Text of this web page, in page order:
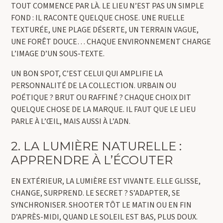
TOUT COMMENCE PAR LÀ. LE LIEU N’EST PAS UN SIMPLE
FOND : IL RACONTE QUELQUE CHOSE. UNE RUELLE
TEXTURÉE, UNE PLAGE DÉSERTE, UN TERRAIN VAGUE,
UNE FORÊT DOUCE… CHAQUE ENVIRONNEMENT CHARGE
L’IMAGE D’UN SOUS-TEXTE.
UN BON SPOT, C’EST CELUI QUI AMPLIFIE LA
PERSONNALITÉ DE LA COLLECTION. URBAIN OU
POÉTIQUE ? BRUT OU RAFFINÉ ? CHAQUE CHOIX DIT
QUELQUE CHOSE DE LA MARQUE. IL FAUT QUE LE LIEU
PARLE À L’ŒIL, MAIS AUSSI À L’ADN.
2. LA LUMIÈRE NATURELLE :
APPRENDRE À L’ÉCOUTER
EN EXTÉRIEUR, LA LUMIÈRE EST VIVANTE. ELLE GLISSE,
CHANGE, SURPREND. LE SECRET ? S’ADAPTER, SE
SYNCHRONISER. SHOOTER TÔT LE MATIN OU EN FIN
D’APRÈS-MIDI, QUAND LE SOLEIL EST BAS, PLUS DOUX.